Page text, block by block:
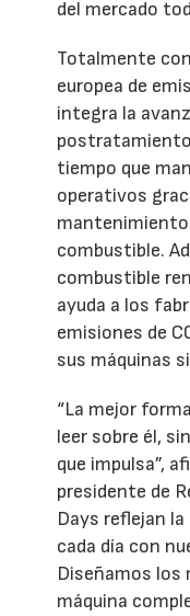
del mercado
Totalmente
europea de
integra la
postratamiento
tiempo que
operativos
mantenimiento
combustible.
combustible
ayuda a los
emisiones de
sus máquinas
“La mejor
leer sobre él,
que impulsa”,
presidente de
Days reflejan
cada día con
Diseñamos los
máquina